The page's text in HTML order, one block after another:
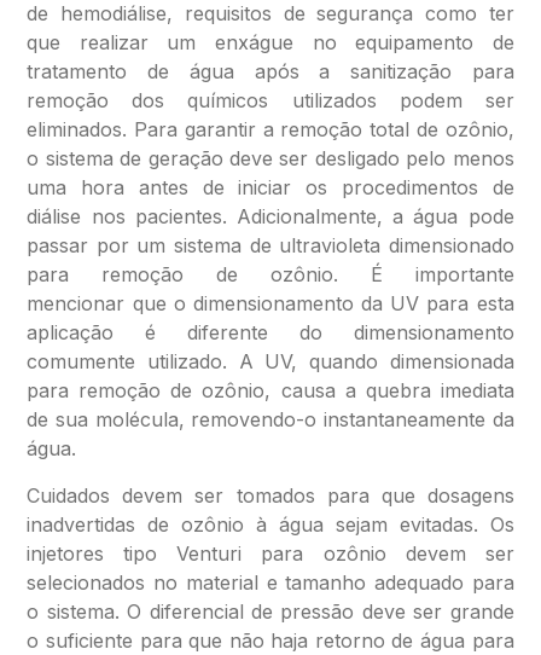
de hemodiálise, requisitos de segurança como ter
que realizar um enxágue no equipamento de
tratamento de água após a sanitização para
remoção dos químicos utilizados podem ser
eliminados. Para garantir a remoção total de ozônio,
o sistema de geração deve ser desligado pelo menos
uma hora antes de iniciar os procedimentos de
diálise nos pacientes. Adicionalmente, a água pode
passar por um sistema de ultravioleta dimensionado
para remoção de ozônio. É importante
mencionar que o dimensionamento da UV para esta
aplicação é diferente do dimensionamento
comumente utilizado. A UV, quando dimensionada
para remoção de ozônio, causa a quebra imediata
de sua molécula, removendo-o instantaneamente da
água.
Cuidados devem ser tomados para que dosagens
inadvertidas de ozônio à água sejam evitadas. Os
injetores tipo Venturi para ozônio devem ser
selecionados no material e tamanho adequado para
o sistema. O diferencial de pressão deve ser grande
o suficiente para que não haja retorno de água para